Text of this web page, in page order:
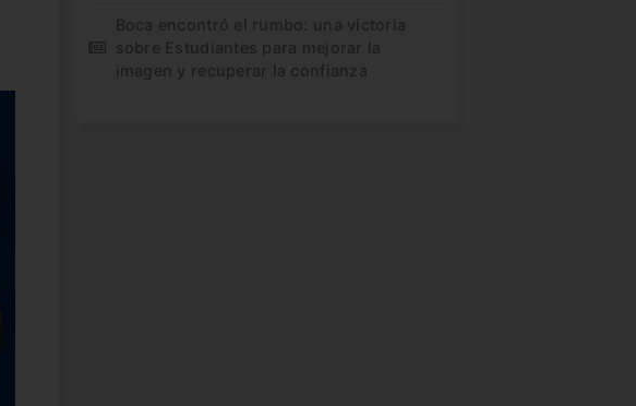
Boca encontró el rumbo: una victoria
sobre Estudiantes para mejorar la
imagen y recuperar la confianza